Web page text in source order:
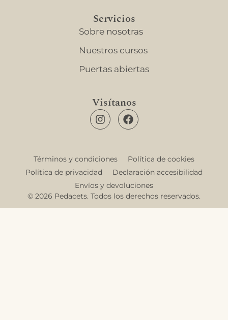
Servicios
Sobre nosotras
Nuestros cursos
Puertas abiertas
Visítanos
© 2026 Pedacets. Todos los derechos reservados.
Términos y condiciones
Política de cookies
Política de privacidad
Declaración accesibilidad
Envíos y devoluciones